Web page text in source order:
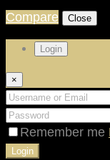
Compare Close
Login
×
Remember me
Login